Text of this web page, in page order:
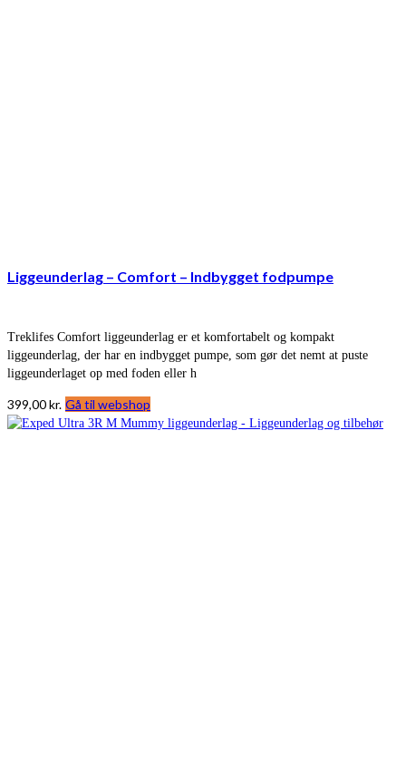
Liggeunderlag – Comfort – Indbygget fodpumpe
Treklifes Comfort liggeunderlag er et komfortabelt og kompakt
liggeunderlag, der har en indbygget pumpe, som gør det nemt at puste
liggeunderlaget op med foden eller h
399,00kr. Gå til webshop